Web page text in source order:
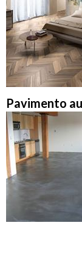
Pavimento